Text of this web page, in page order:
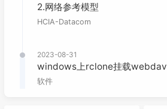
2.网络参考模型
HCIA-Datacom
2023-08-31
windows上rclone挂载webdav
软件